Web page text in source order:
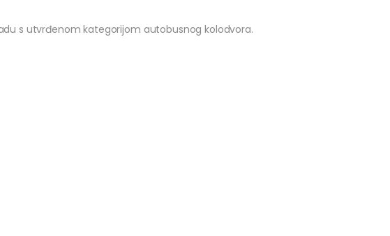
s utvrđenom kategorijom autobusnog kolodvora.